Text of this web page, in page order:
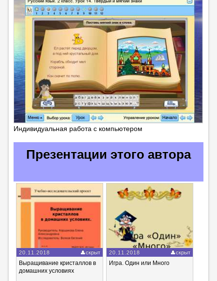
Индивидуальная работа с компьютером
Презентации этого автора
20.11.2018 скрыт
Выращивание кристаллов в
домашних условиях
20.11.2018 скрыт
Игра. Один или Много